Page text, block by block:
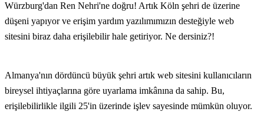
Würzburg'dan Ren Nehri'ne doğru! Artık Köln şehri de üzerine
düşeni yapıyor ve erişim yardım yazılımımızın desteğiyle web
sitesini biraz daha erişilebilir hale getiriyor. Ne dersiniz?!
Almanya'nın dördüncü büyük şehri artık web sitesini kullanıcıların
bireysel ihtiyaçlarına göre uyarlama imkânına da sahip. Bu,
erişilebilirlikle ilgili 25'in üzerinde işlev sayesinde mümkün oluyor.